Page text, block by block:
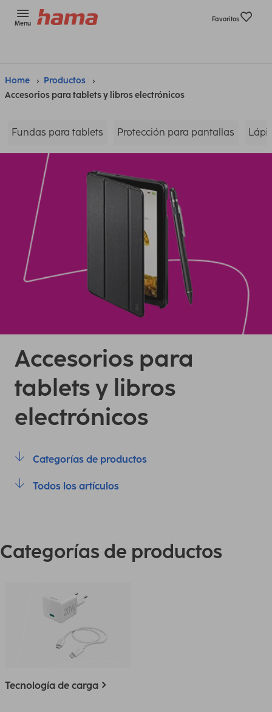
Menu
Favoritos
Home
Productos
Accesorios para tablets y libros electrónicos
Fundas para tablets Protección para pantallas
Accesorios para
tablets y libros
electrónicos
Categorías de productos
Todos los artículos
Categorías de productos
Tecnología de carga